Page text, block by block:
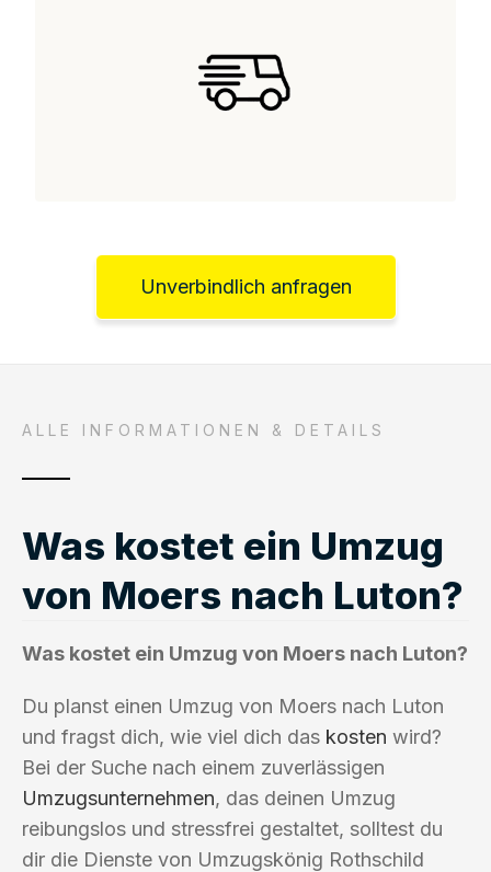
Unverbindlich anfragen
ALLE INFORMATIONEN & DETAILS
Was kostet ein Umzug
von Moers nach Luton?
Was kostet ein Umzug von Moers nach Luton?
Du planst einen Umzug von Moers nach Luton
und fragst dich, wie viel dich das kosten wird?
Bei der Suche nach einem zuverlässigen
Umzugsunternehmen, das deinen Umzug
reibungslos und stressfrei gestaltet, solltest du
dir die Dienste von Umzugskönig Rothschild